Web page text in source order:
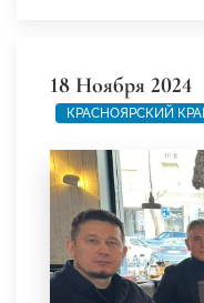
18 Ноября 2024
КРАСНОЯРСКИЙ